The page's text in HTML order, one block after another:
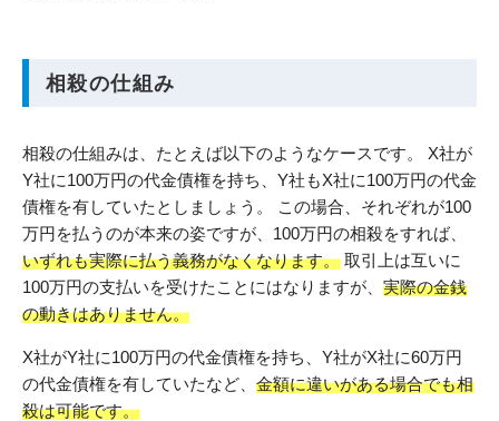
相殺の仕組み
相殺の仕組みは、たとえば以下のようなケースです。 X社が
Y社に100万円の代金債権を持ち、Y社もX社に100万円の代金
債権を有していたとしましょう。 この場合、それぞれが100
万円を払うのが本来の姿ですが、100万円の相殺をすれば、
いずれも実際に払う義務がなくなります。 取引上は互いに
100万円の支払いを受けたことにはなりますが、 実際の金銭
の動きはありません。
X社がY社に100万円の代金債権を持ち、Y社がX社に60万円
の代金債権を有していたなど、 金額に違いがある場合でも相
殺は可能です。